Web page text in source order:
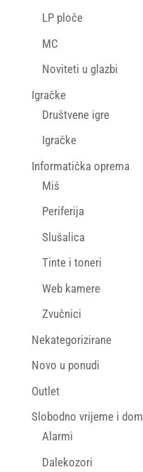
LP ploče
MC
Noviteti u glazbi
Igračke
Društvene igre
Igračke
Informatička oprema
Miš
Periferija
Slušalica
Tinte i toneri
Web kamere
Zvučnici
Nekategorizirane
Novo u ponudi
Outlet
Slobodno vrijeme i dom
Alarmi
Dalekozori